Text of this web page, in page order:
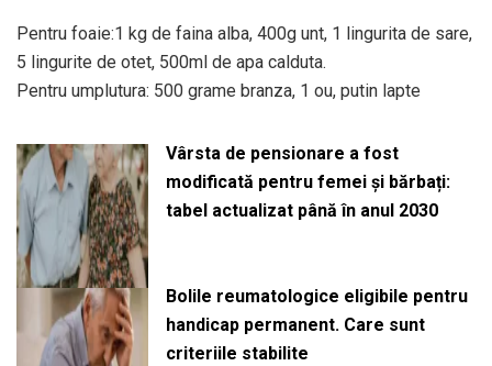
Pentru foaie:1 kg de faina alba, 400g unt, 1 lingurita de sare,
5 lingurite de otet, 500ml de apa calduta.
Pentru umplutura: 500 grame branza, 1 ou, putin lapte
Vârsta de pensionare a fost
modificată pentru femei și bărbați:
tabel actualizat până în anul 2030
Bolile reumatologice eligibile pentru
handicap permanent. Care sunt
criteriile stabilite